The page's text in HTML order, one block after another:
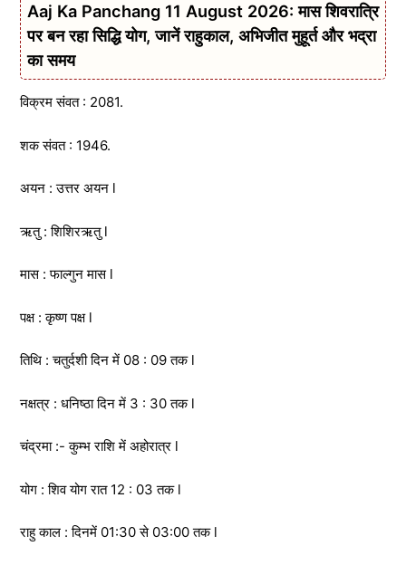
Aaj Ka Panchang 11 August 2026: मास शिवरात्रि
पर बन रहा सिद्धि योग, जानें राहुकाल, अभिजीत मुहूर्त और भद्रा
का समय
विक्रम संवत : 2081.
शक संवत : 1946.
अयन : उत्तर अयन l
ऋतु : शिशिरऋतु l
मास : फाल्गुन मास l
पक्ष : कृष्ण पक्ष l
तिथि : चतुर्दशी दिन में 08 : 09 तक l
नक्षत्र : धनिष्ठा दिन में 3 : 30 तक l
चंद्रमा :- कुम्भ राशि में अहोरात्र l
योग : शिव योग रात 12 : 03 तक l
राहु काल : दिनमें 01:30 से 03:00 तक l